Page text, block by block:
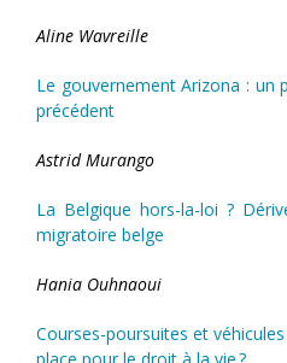
Aline Wavreille
Le gouvernement Arizona : un
précédent
Astrid Murango
La Belgique hors-la-loi ?
migratoire belge
Hania Ouhnaoui
Courses-poursuites et